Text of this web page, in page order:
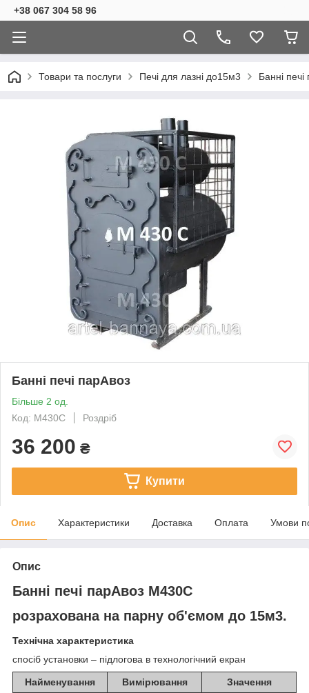
+38 067 304 58 96
Товари та послуги Печі для лазні до15м3 Банні
Банні печі парАвоз
Більше 2 од.
Код: М430С
Роздріб
36 200 ₴
Купити
Опис Характеристики Доставка Оплата Умови
Опис
Банні печі парАвоз М430С
розрахована на парну об'ємом до 15м3.
Технічна характеристика
спосіб установки – підлогова в технологічний екран
Найменування Вимірювання
Значення